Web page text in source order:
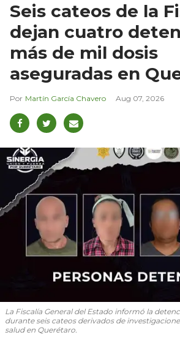
Seis cateos de la
dejan cuatro
más de mil dosis
aseguradas en
Martín García Chavero Aug 07, 2026
La Fiscalía General del Estado informó la
durante seis cateos derivados de
salud en Querétaro.